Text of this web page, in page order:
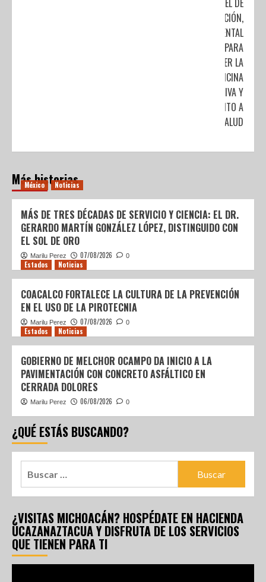
NIVEL DE
ATENCIÓN,
FUNDAMENTAL
PARA
PROMOVER LA
MEDICINA
PREVENTIVA Y
EL FOMENTO A
LA SALUD
Más historias
México Noticias
MÁS DE TRES DÉCADAS DE SERVICIO Y CIENCIA: EL DR.
GERARDO MARTÍN GONZÁLEZ LÓPEZ, DISTINGUIDO CON
EL SOL DE ORO
Marilu Perez 07/08/2026 0
Estados Noticias
COACALCO FORTALECE LA CULTURA DE LA PREVENCIÓN
EN EL USO DE LA PIROTECNIA
Marilu Perez 07/08/2026 0
Estados Noticias
GOBIERNO DE MELCHOR OCAMPO DA INICIO A LA
PAVIMENTACIÓN CON CONCRETO ASFÁLTICO EN
CERRADA DOLORES
Marilu Perez 06/08/2026 0
¿QUÉ ESTÁS BUSCANDO?
¿VISITAS MICHOACÁN? HOSPÉDATE EN HACIENDA
UCAZANAZTACUA Y DISFRUTA DE LOS SERVICIOS
QUE TIENEN PARA TI